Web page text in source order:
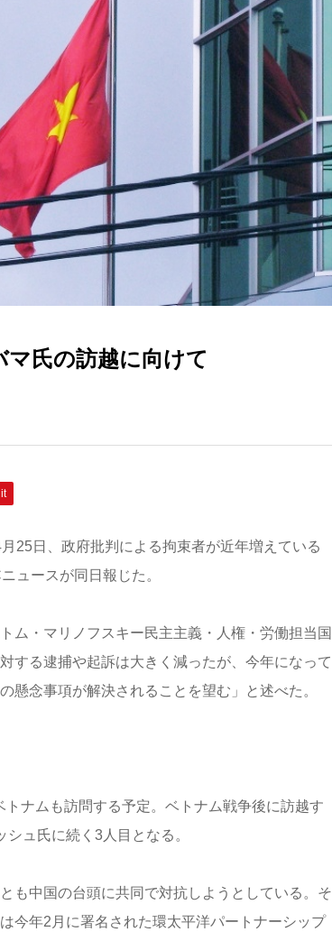
氏の訪越に向けて
25日、政府批判による拘束者が近年増えている
ュースが同日報じた。
ム・マリノフスキー民主主義・人権・労働担当国
する逮捕や起訴は大きく減ったが、今年になって
懸念事項が解決されることを望む」と述べた。
ナムも訪問する予定。ベトナム戦争後に訪越す
ュ氏に続く3人目となる。
も中国の台頭に共同で対抗しようとしている。そ
今年2月に署名された環太平洋パートナーシップ